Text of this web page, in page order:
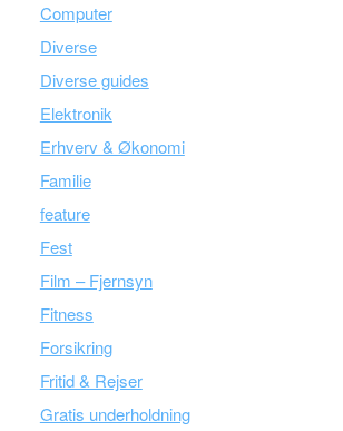
Computer
Diverse
Diverse guides
Elektronik
Erhverv & Økonomi
Familie
feature
Fest
Film – Fjernsyn
Fitness
Forsikring
Fritid & Rejser
Gratis underholdning